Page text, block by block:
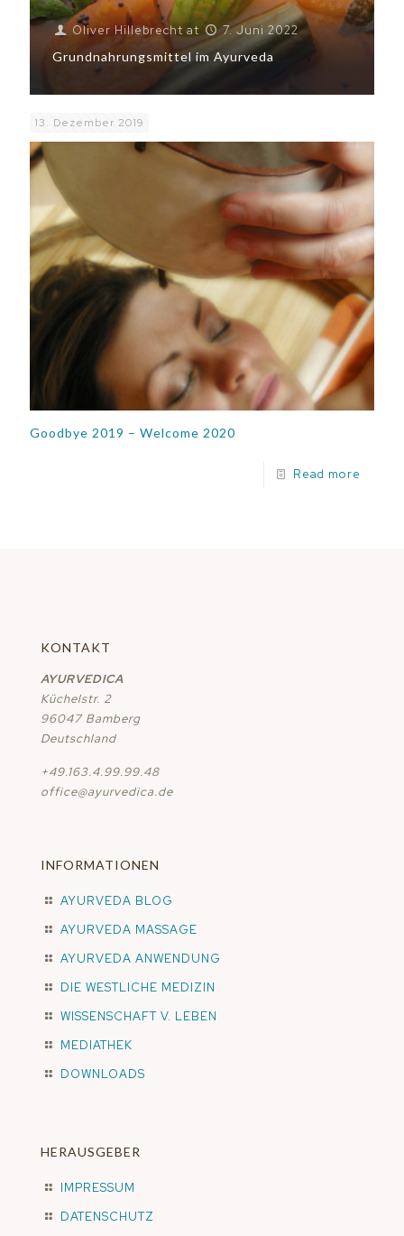
Oliver Hillebrecht at
7. Juni 2022
Grundnahrungsmittel im Ayurveda
13. Dezember 2019
Goodbye 2019 – Welcome 2020
Read more
KONTAKT
AYURVEDICA
Küchelstr. 2
96047 Bamberg
Deutschland
+49.163.4.99.99.48
office@ayurvedica.de
INFORMATIONEN
AYURVEDA BLOG
AYURVEDA MASSAGE
AYURVEDA ANWENDUNG
DIE WESTLICHE MEDIZIN
WISSENSCHAFT V. LEBEN
MEDIATHEK
DOWNLOADS
HERAUSGEBER
IMPRESSUM
DATENSCHUTZ